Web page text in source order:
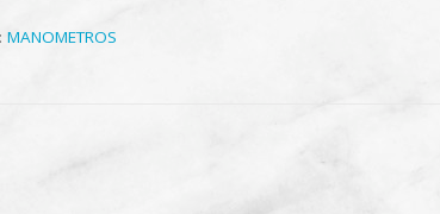
MANOMETROS